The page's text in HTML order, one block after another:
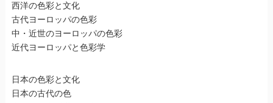
西洋の色彩と文化
古代ヨーロッパの色彩
中・近世のヨーロッパの色彩
近代ヨーロッパと色彩学
日本の色彩と文化
日本の古代の色